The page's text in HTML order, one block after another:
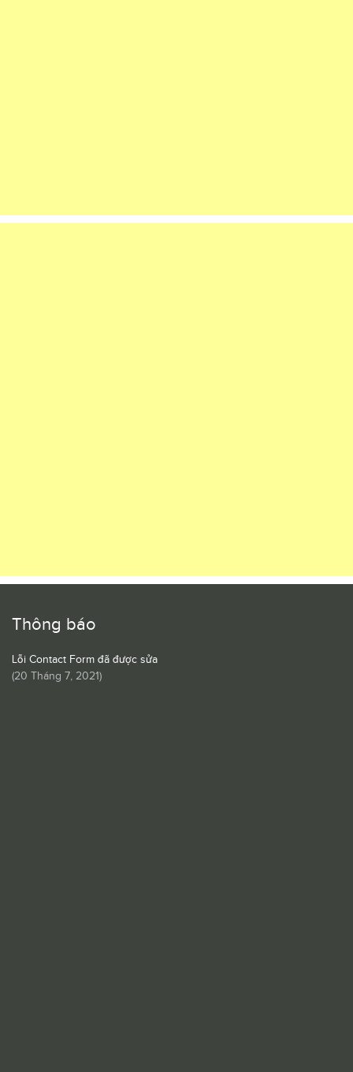
Thông báo
Lỗi Contact Form đã được sửa
(20 Tháng 7, 2021)